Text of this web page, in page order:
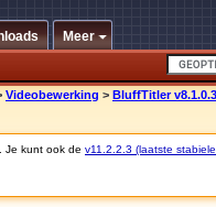
Meer
Videobewerking > BluffTitler v8.1.0.3
Je kunt ook de v11.2.2.3 (laatste